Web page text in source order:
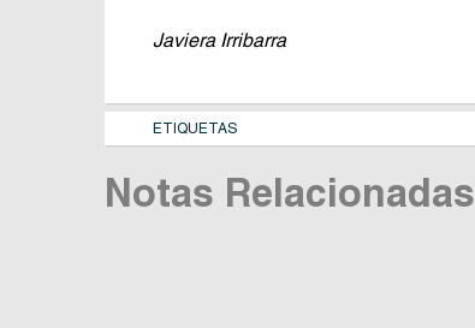
Javiera Irribarra
ETIQUETAS
Notas Relacionadas